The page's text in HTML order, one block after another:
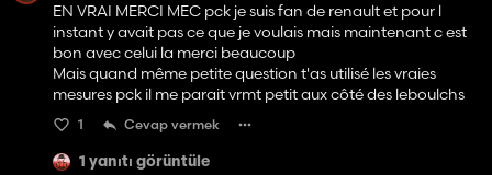
EN VRAI MERCI MEC pck je suis fan de renault et pour l
instant y avait pas ce que je voulais mais maintenant c est
bon avec celui la merci beaucoup
Mais quand même petite question t'as utilisé les vraies
mesures pck il me parait vrmt petit aux côté des leboulchs
1 Cevap vermek
1 yanıtı görüntüle